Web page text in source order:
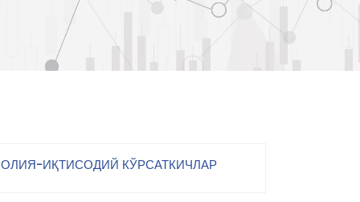
ИҚТИСОДИЙ КЎРСАТКИЧЛАР